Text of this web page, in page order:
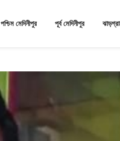
পশ্চিম মেদিনীপুর পূর্ব মেদিনীপুর